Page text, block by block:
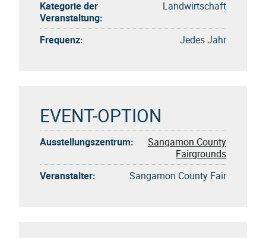
Kategorie der
Veranstaltung:
Landwirtschaft
Frequenz: Jedes Jahr
EVENT-OPTION
Ausstellungszentrum:
Sangamon County
Fairgrounds
Veranstalter:
Sangamon County Fair